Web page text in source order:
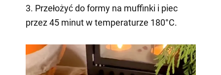
3. Przełożyć do formy na muffinki i piec
przez 45 minut w temperaturze 180°C.